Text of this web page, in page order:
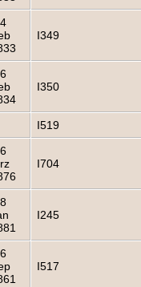
I349
I350
I519
I704
I245
I517